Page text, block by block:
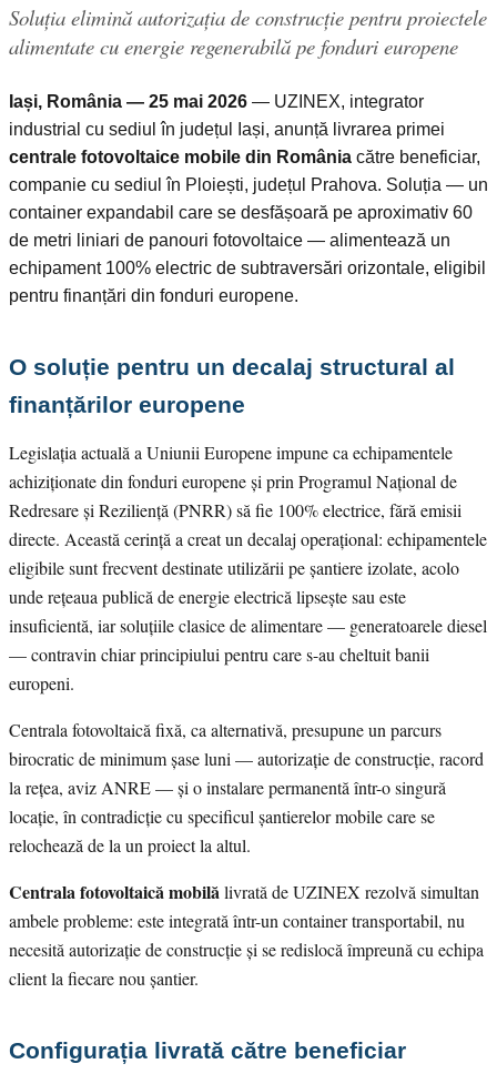
Soluția elimină autorizația de construcție pentru proiectele
alimentate cu energie regenerabilă pe fonduri europene
Iași, România — 25 mai 2026 — UZINEX, integrator
industrial cu sediul în județul Iași, anunță livrarea primei
centrale fotovoltaice mobile din România către beneficiar,
companie cu sediul în Ploiești, județul Prahova. Soluția — un
container expandabil care se desfășoară pe aproximativ 60
de metri liniari de panouri fotovoltaice — alimentează un
echipament 100% electric de subtraversări orizontale, eligibil
pentru finanțări din fonduri europene.
O soluție pentru un decalaj structural al
finanțărilor europene
Legislația actuală a Uniunii Europene impune ca echipamentele
achiziționate din fonduri europene și prin Programul Național de
Redresare și Reziliență (PNRR) să fie 100% electrice, fără emisii
directe. Această cerință a creat un decalaj operațional: echipamentele
eligibile sunt frecvent destinate utilizării pe șantiere izolate, acolo
unde rețeaua publică de energie electrică lipsește sau este
insuficientă, iar soluțiile clasice de alimentare — generatoarele diesel
— contravin chiar principiului pentru care s-au cheltuit banii
europeni.
Centrala fotovoltaică fixă, ca alternativă, presupune un parcurs
birocratic de minimum șase luni — autorizație de construcție, racord
la rețea, aviz ANRE — și o instalare permanentă într-o singură
locație, în contradicție cu specificul șantierelor mobile care se
relochează de la un proiect la altul.
Centrala fotovoltaică mobilă livrată de UZINEX rezolvă simultan
ambele probleme: este integrată într-un container transportabil, nu
necesită autorizație de construcție și se redislocă împreună cu echipa
client la fiecare nou șantier.
Configurația livrată către beneficiar